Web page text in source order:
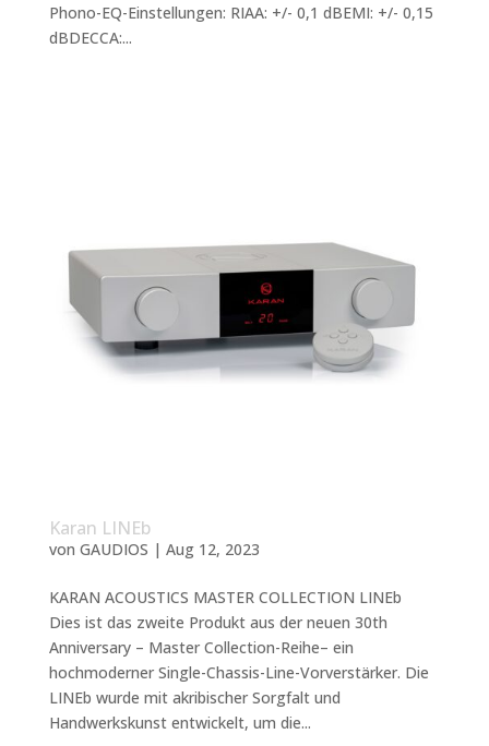
Phono-EQ-Einstellungen: RIAA: +/- 0,1 dBEMI: +/- 0,15
dBDECCA:...
Karan LINEb
von GAUDIOS | Aug 12, 2023
KARAN ACOUSTICS MASTER COLLECTION LINEb
Dies ist das zweite Produkt aus der neuen 30th
Anniversary – Master Collection-Reihe– ein
hochmoderner Single-Chassis-Line-Vorverstärker. Die
LINEb wurde mit akribischer Sorgfalt und
Handwerkskunst entwickelt, um die...